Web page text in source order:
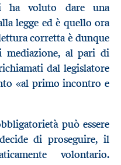
ha voluto dare una
legge ed è quello ora
corretta è dunque
al pari di
dal legislatore
«al primo incontro e
può essere
di proseguire, il
volontario.